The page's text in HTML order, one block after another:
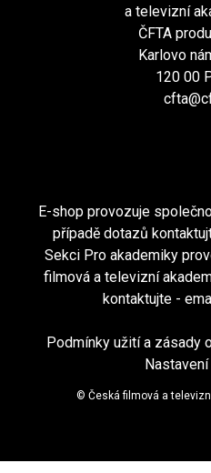
a televizní
ČFTA
Karlovo
120 00
E-shop provozuje
případě dotazů
Sekci Pro akademiky
filmová a televizní
kontaktujte -
Podmínky užití a zásady
© Česká filmová a